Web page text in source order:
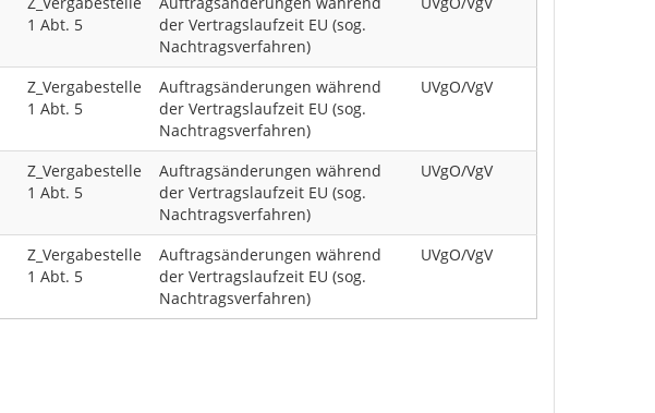
1 Abt. 5
der Vertragslaufzeit EU (sog.
Nachtragsverfahren)
Z_Vergabestelle
1 Abt. 5
Auftragsänderungen während
der Vertragslaufzeit EU (sog.
Nachtragsverfahren)
UVgO/VgV
Z_Vergabestelle
1 Abt. 5
Auftragsänderungen während
der Vertragslaufzeit EU (sog.
Nachtragsverfahren)
UVgO/VgV
Z_Vergabestelle
1 Abt. 5
Auftragsänderungen während
der Vertragslaufzeit EU (sog.
Nachtragsverfahren)
UVgO/VgV